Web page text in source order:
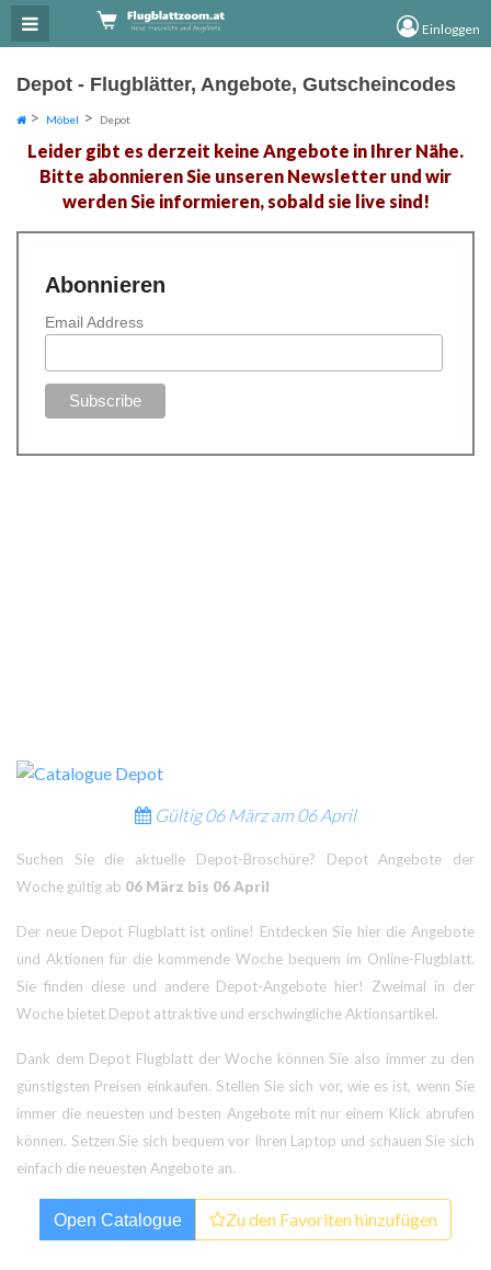
Einloggen
Depot - Flugblätter, Angebote, Gutscheincodes
Möbel Depot
Leider gibt es derzeit keine Angebote in Ihrer Nähe.
Bitte abonnieren Sie unseren Newsletter und wir
werden Sie informieren, sobald sie live sind!
Abonnieren
Email Address
Gültig06 März am 06 April
Suchen Sie die aktuelle Depot-Broschüre? Depot Angebote der
Woche gültig ab 06 März bis 06 April
Der neue Depot Flugblatt ist online! Entdecken Sie hier die Angebote
und Aktionen für die kommende Woche bequem im Online-Flugblatt.
Sie finden diese und andere Depot-Angebote hier! Zweimal in der
Woche bietet Depot attraktive und erschwingliche Aktionsartikel.
Dank dem Depot Flugblatt der Woche können Sie also immer zu den
günstigsten Preisen einkaufen. Stellen Sie sich vor, wie es ist, wenn Sie
immer die neuesten und besten Angebote mit nur einem Klick abrufen
können. Setzen Sie sich bequem vor Ihren Laptop und schauen Sie sich
einfach die neuesten Angebote an.
Open Catalogue Zu den Favoriten hinzufügen